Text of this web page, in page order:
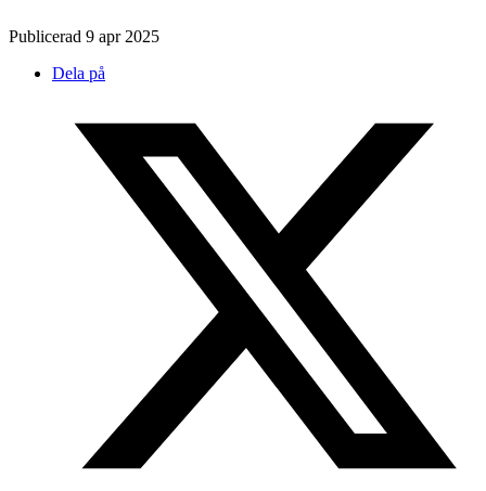
Publicerad 9 apr 2025
Dela på